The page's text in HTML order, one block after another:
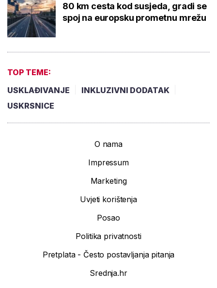
80 km cesta kod susjeda, gradi se
spoj na europsku prometnu mrežu
TOP TEME:
USKLAĐIVANJE
INKLUZIVNI DODATAK
USKRSNICE
O nama
Impressum
Marketing
Uvjeti korištenja
Posao
Politika privatnosti
Pretplata - Često postavljanja pitanja
Srednja.hr